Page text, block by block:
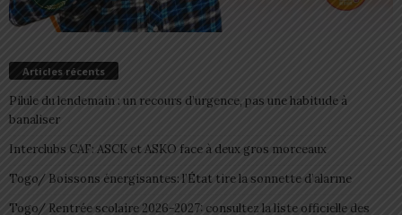
Articles récents
Pilule du lendemain : un recours d’urgence, pas une habitude à
banaliser
Interclubs CAF: ASCK et ASKO face à deux gros morceaux
Togo/ Boissons énergisantes: l’État tire la sonnette d’alarme
Togo/ Rentrée scolaire 2026-2027: consultez la liste officielle des